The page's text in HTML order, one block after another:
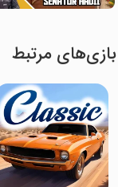
بازی‌های مرتبط